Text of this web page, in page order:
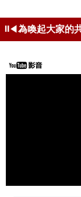
⏸◀為喚起大家的